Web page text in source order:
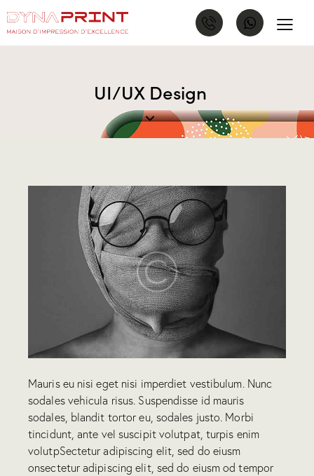
UI/UX Design
Mauris eu nisi eget nisi imperdiet vestibulum. Nunc
sodales vehicula risus. Suspendisse id mauris
sodales, blandit tortor eu, sodales justo. Morbi
tincidunt, ante vel suscipit volutpat, turpis enim
volutpSectetur adipiscing elit, sed do eiusm
onsectetur adipiscing elit, sed do eiusm od tempor